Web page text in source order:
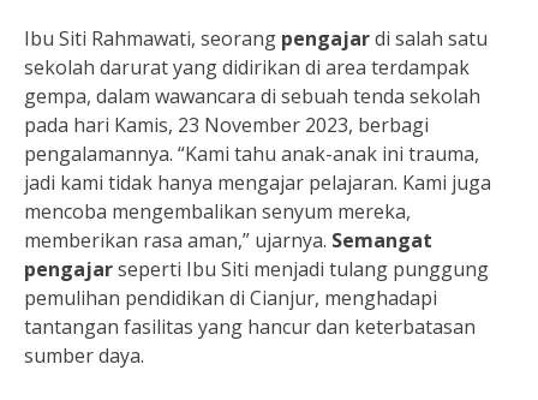
Ibu Siti Rahmawati, seorang pengajardi salah satu
sekolah darurat yang didirikan di area terdampak
gempa, dalam wawancara di sebuah tenda sekolah
pada hari Kamis, 23 November 2023, berbagi
pengalamannya. “Kami tahu anak-anak ini trauma,
jadi kami tidak hanya mengajar pelajaran. Kami juga
mencoba mengembalikan senyum mereka,
memberikan rasa aman,” ujarnya. Semangat
pengajarseperti Ibu Siti menjadi tulang punggung
pemulihan pendidikan di Cianjur, menghadapi
tantangan fasilitas yang hancur dan keterbatasan
sumber daya.